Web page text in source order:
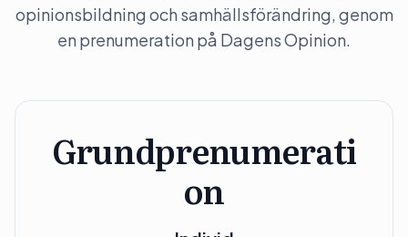
opinionsbildning och samhällsförändring, genom
en prenumeration på Dagens Opinion.
Grundprenumerati
on